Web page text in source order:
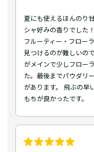
夏にも使えるほんのり
シャ好みの香りでした
フルーティー・フロー
見つけるのが難しいの
がメインで少しフロー
た。最後までパウダリ
があります。 飛ぶの早
もちが良かったです。